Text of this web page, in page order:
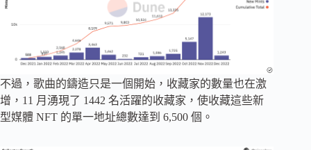
不過，歌曲的鑄造只是一個開始，收藏家的數量也在激
增，11 月湧現了 1442 名活躍的收藏家，使收藏這些新
型媒體 NFT 的單一地址總數達到 6,500 個。